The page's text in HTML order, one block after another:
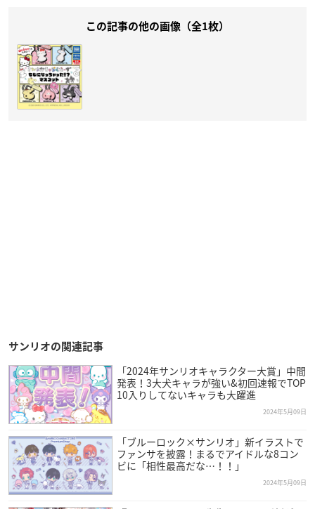
この記事の他の画像（全1枚）
サンリオの関連記事
「2024年サンリオキャラクター大賞」中間
発表！3大犬キャラが強い&初回速報でTOP
10入りしてないキャラも大躍進
2024年5月09日
「ブルーロック×サンリオ」新イラストで
ファンサを披露！まるでアイドルな8コン
ビに「相性最高だな…！！」
2024年5月09日